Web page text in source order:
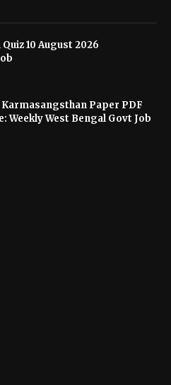
10 August 2026
Karmasangsthan Paper PDF
Weekly West Bengal Govt Job